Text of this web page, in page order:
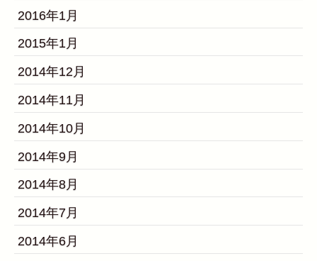
2016年1月
2015年1月
2014年12月
2014年11月
2014年10月
2014年9月
2014年8月
2014年7月
2014年6月